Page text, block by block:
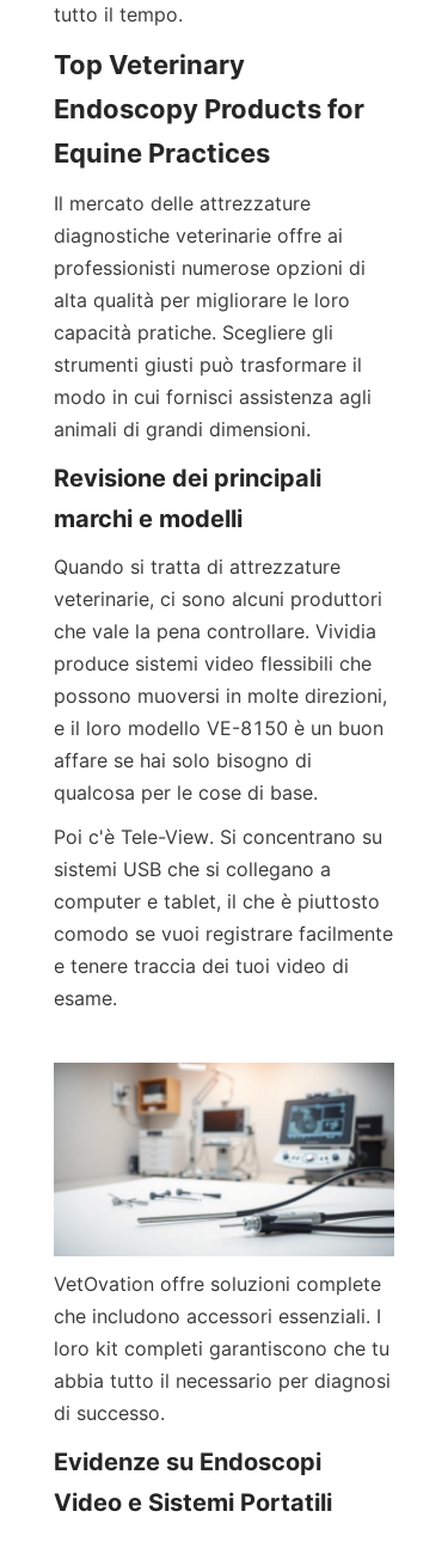
tutto il tempo.
Top Veterinary
Endoscopy Products for
Equine Practices
Il mercato delle attrezzature
diagnostiche veterinarie offre ai
professionisti numerose opzioni di
alta qualità per migliorare le loro
capacità pratiche. Scegliere gli
strumenti giusti può trasformare il
modo in cui fornisci assistenza agli
animali di grandi dimensioni.
Revisione dei principali
marchi e modelli
Quando si tratta di attrezzature
veterinarie, ci sono alcuni produttori
che vale la pena controllare. Vividia
produce sistemi video flessibili che
possono muoversi in molte direzioni,
e il loro modello VE-8150 è un buon
affare se hai solo bisogno di
qualcosa per le cose di base.
Poi c'è Tele-View. Si concentrano su
sistemi USB che si collegano a
computer e tablet, il che è piuttosto
comodo se vuoi registrare facilmente
e tenere traccia dei tuoi video di
esame.
VetOvation offre soluzioni complete
che includono accessori essenziali. I
loro kit completi garantiscono che tu
abbia tutto il necessario per diagnosi
di successo.
Evidenze su Endoscopi
Video e Sistemi Portatili